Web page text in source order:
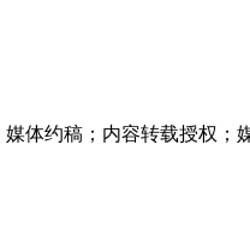
体约稿；内容转载授权；